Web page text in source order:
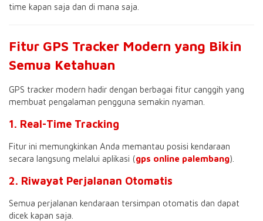
time kapan saja dan di mana saja.
Fitur GPS Tracker Modern yang Bikin
Semua Ketahuan
GPS tracker modern hadir dengan berbagai fitur canggih yang
membuat pengalaman pengguna semakin nyaman.
1. Real-Time Tracking
Fitur ini memungkinkan Anda memantau posisi kendaraan
secara langsung melalui aplikasi (gps online palembang).
2. Riwayat Perjalanan Otomatis
Semua perjalanan kendaraan tersimpan otomatis dan dapat
dicek kapan saja.